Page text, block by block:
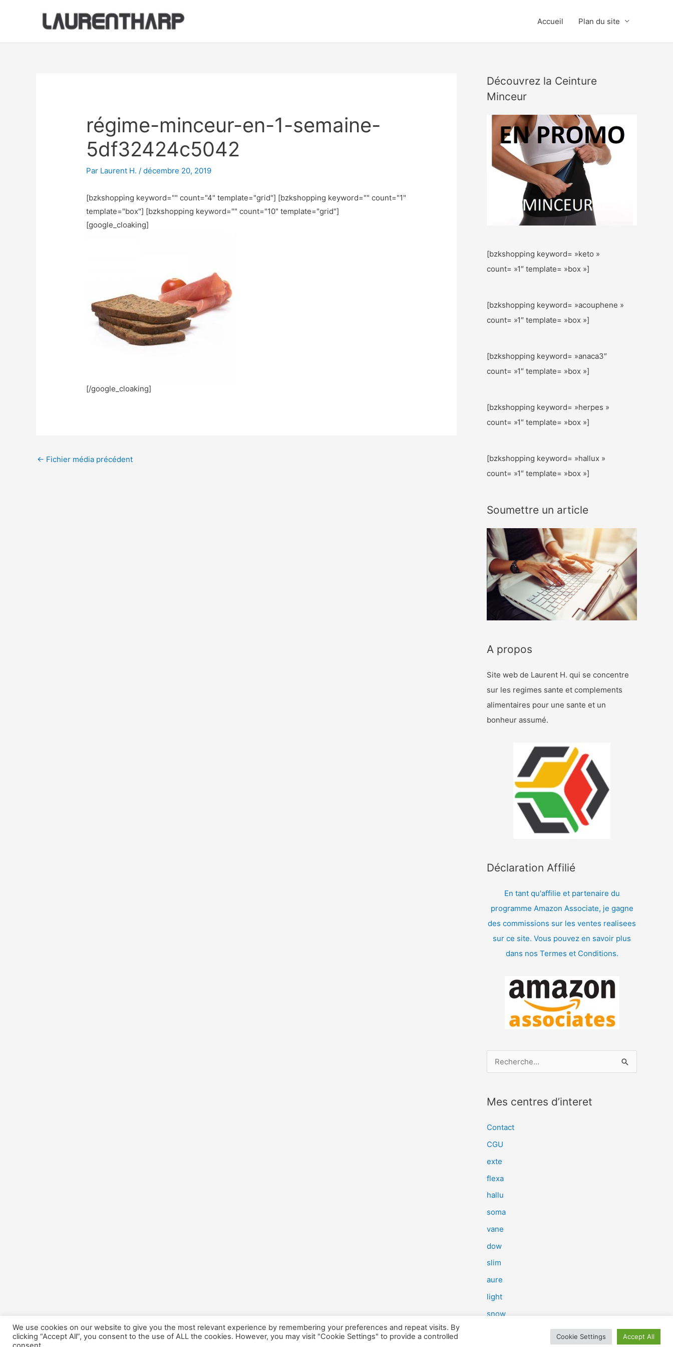
Accueil Plan du site
régime-minceur-en-1-semaine-
5df32424c5042
Par Laurent H./décembre 20, 2019
[bzkshopping keyword="" count="4" template="grid"] [bzkshopping keyword="" count="1"
template="box"] [bzkshopping keyword="" count="10" template="grid"]
[google_cloaking]
[/google_cloaking]
← Fichier média précédent
Découvrez la Ceinture
Minceur
[bzkshopping keyword= »keto »
count= »1″ template= »box »]
[bzkshopping keyword= »acouphene »
count= »1″ template= »box »]
[bzkshopping keyword= »anaca3″
count= »1″ template= »box »]
[bzkshopping keyword= »herpes »
count= »1″ template= »box »]
[bzkshopping keyword= »hallux »
count= »1″ template= »box »]
Soumettre un article
A propos
Site web de Laurent H. qui se concentre
sur les regimes sante et complements
alimentaires pour une sante et un
bonheur assumé.
Déclaration Affilié
En tant qu'affilie et partenaire du
programme Amazon Associate, je gagne
des commissions sur les ventes realisees
sur ce site. Vous pouvez en savoir plus
dans nos Termes et Conditions.
e
e
r
:
Mes centres d’interet
Contact
CGU
exte
flexa
hallu
soma
vane
dow
slim
aure
light
snow
We use cookies on our website to give you the most relevant experience by remembering your preferences and repeat visits. By
clicking “Accept All”, you consent to the use of ALL the cookies. However, you may visit "Cookie Settings" to provide a controlled
Cookie Settings Accept All